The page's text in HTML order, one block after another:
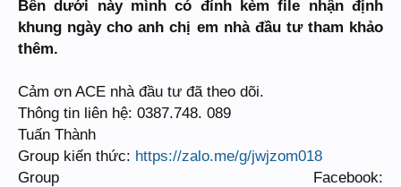
Bên dưới này mình có đính kèm file nhận định
khung ngày cho anh chị em nhà đầu tư tham khảo
thêm.
Cảm ơn ACE nhà đầu tư đã theo dõi.
Thông tin liên hệ: 0387.748. 089
Tuấn Thành
Group kiến thức: https://zalo.me/g/jwjzom018
Group Facebook: